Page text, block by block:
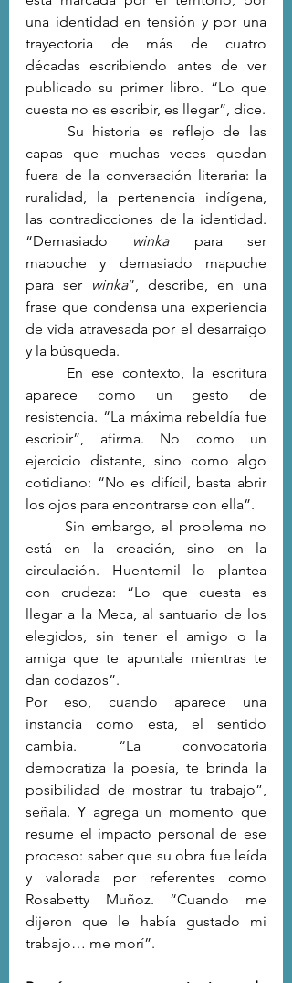
una identidad en tensión y por una
trayectoria de más de cuatro
décadas escribiendo antes de ver
publicado su primer libro. “Lo que
cuesta no es escribir, es llegar”, dice.
capas que muchas veces quedan
fuera de la conversación literaria: la
ruralidad, la pertenencia indígena,
las contradicciones de la identidad.
“Demasiado winka para ser
mapuche y demasiado mapuche
para ser
winka”, describe, en una
frase que condensa una experiencia
de vida atravesada por el desarraigo
y la búsqueda.
aparece como un gesto de
resistencia. “La máxima rebeldía fue
escribir”, afirma. No como un
ejercicio distante, sino como algo
cotidiano: “No es difícil, basta abrir
los ojos para encontrarse con ella”.
está en la creación, sino en la
circulación. Huentemil lo plantea
con crudeza: “Lo que cuesta es
llegar a la Meca, al santuario de los
elegidos, sin tener el amigo o la
amiga que te apuntale mientras te
dan codazos”.
Por eso, cuando aparece una
instancia como esta, el sentido
cambia. “La convocatoria
democratiza la poesía, te brinda la
posibilidad de mostrar tu trabajo”,
señala. Y agrega un momento que
resume el impacto personal de ese
proceso: saber que su obra fue leída
y valorada por referentes como
Rosabetty Muñoz. “Cuando me
dijeron que le había gustado mi
trabajo… me morí”.